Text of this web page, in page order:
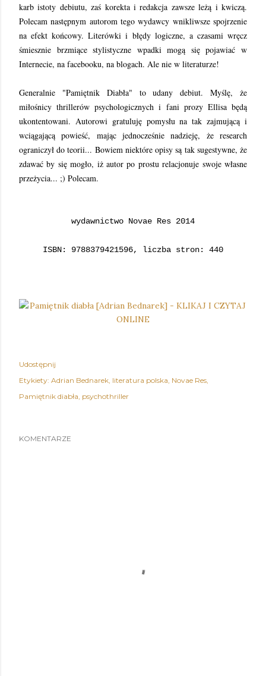
karb istoty debiutu, zaś korekta i redakcja zawsze leżą i kwiczą.
Polecam następnym autorom tego wydawcy wnikliwsze spojrzenie
na efekt końcowy. Literówki i błędy logiczne, a czasami wręcz
śmiesznie brzmiące stylistyczne wpadki mogą się pojawiać w
Internecie, na facebooku, na blogach. Ale nie w literaturze!
Generalnie "Pamiętnik Diabła" to udany debiut. Myślę, że
miłośnicy thrillerów psychologicznych i fani prozy Ellisa będą
ukontentowani. Autorowi gratuluję pomysłu na tak zajmującą i
wciągającą powieść, mając jednocześnie nadzieję, że research
ograniczył do teorii... Bowiem niektóre opisy są tak sugestywne, że
zdawać by się mogło, iż autor po prostu relacjonuje swoje własne
przeżycia... ;) Polecam.
wydawnictwo Novae Res 2014
ISBN: 9788379421596, liczba stron: 440
Udostępnij
Etykiety: Adrian Bednarek literatura polska Novae Res
Pamiętnik diabła psychothriller
KOMENTARZE